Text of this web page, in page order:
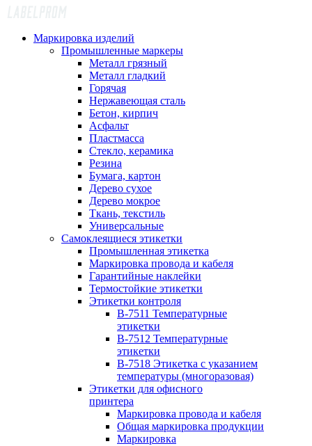
Маркировка изделий
Промышленные маркеры
Металл грязный
Металл гладкий
Горячая
Нержавеющая сталь
Бетон, кирпич
Асфальт
Пластмасса
Стекло, керамика
Резина
Бумага, картон
Дерево сухое
Дерево мокрое
Ткань, текстиль
Универсальные
Самоклеящиеся этикетки
Промышленная этикетка
Маркировка провода и кабеля
Гарантийные наклейки
Термостойкие этикетки
Этикетки контроля
B-7511 Температурные
этикетки
B-7512 Температурные
этикетки
B-7518 Этикетка с указанием
температуры (многоразовая)
Этикетки для офисного
принтера
Маркировка провода и кабеля
Общая маркировка продукции
Маркировка